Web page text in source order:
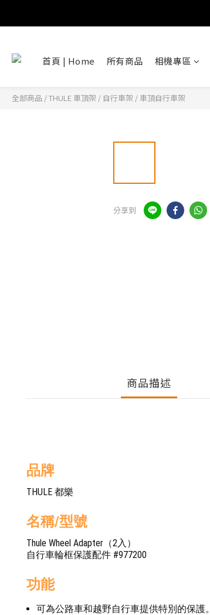
首頁 | Home 所有商品 相機專區
全部商品 /THULE 車頂架 / 自行車架 /車頂自行車架
分享到
商品描述
品牌
THULE 都樂
名稱/型號
Thule Wheel Adapter（2入）
自行車輪框保護配件 #977200
功能
可為公路車和越野自行車提供特別的保護。